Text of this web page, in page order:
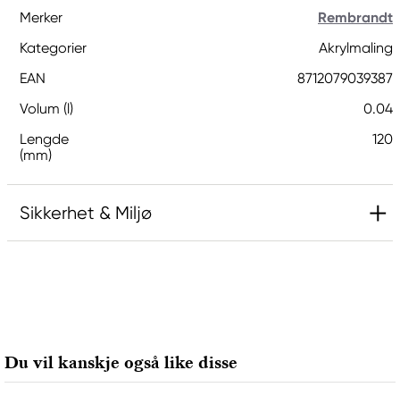
Merker
Rembrandt
Kategorier
Akrylmaling
EAN
8712079039387
Volum (l)
0.04
Lengde
(mm)
120
Sikkerhet & Miljø
7311 PD Apeldoorn, Netherlands
info@royaltalens.com
Du vil kanskje også like disse